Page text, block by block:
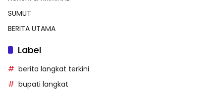
SUMUT
BERITA UTAMA
Label
berita langkat terkini
bupati langkat